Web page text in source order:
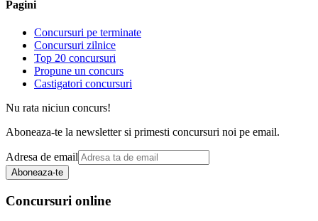
Pagini
Concursuri pe terminate
Concursuri zilnice
Top 20 concursuri
Propune un concurs
Castigatori concursuri
Nu rata niciun concurs!
Aboneaza-te la newsletter si primesti concursuri noi pe email.
Adresa de email
Aboneaza-te
Concursuri online